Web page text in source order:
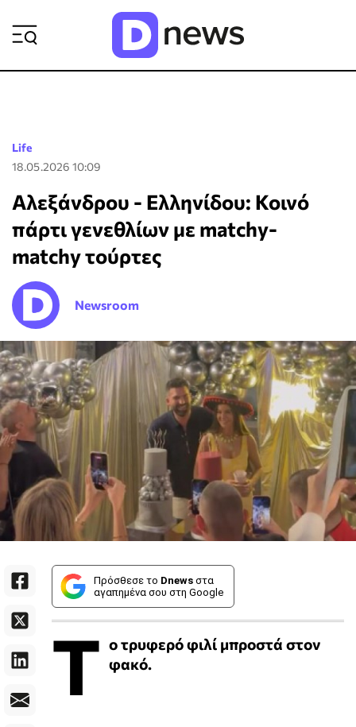
Life
18.05.2026 10:09
Αλεξάνδρου - Ελληνίδου: Κοινό
πάρτι γενεθλίων με matchy-
matchy τούρτες
Newsroom
Πρόσθεσε το Dnews στα
αγαπημένα σου στη Google
Τ ο τρυφερό φιλί μπροστά στον
φακό.